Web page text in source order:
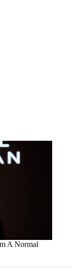
A Normal